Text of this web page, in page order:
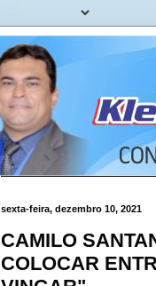
sexta-feira, dezembro 10, 2021
CAMILO
COLOCAR